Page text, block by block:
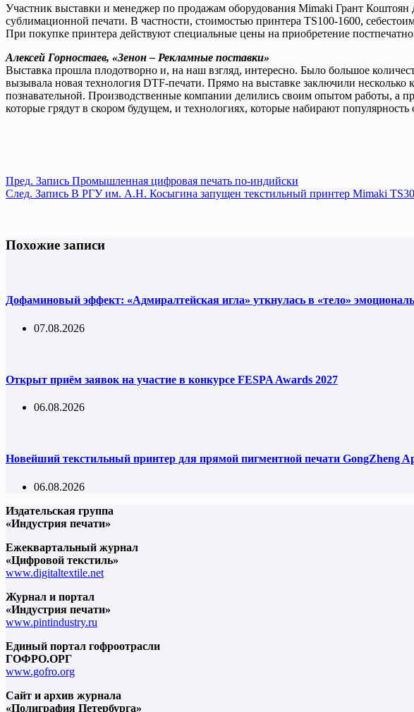
Участник выставки и менеджер по продажам оборудования Mimaki Грант
сублимационной печати. В частности, стоимостью принтера TS100-1600,
При покупке принтера действуют специальные цены на приобретение
Алексей Горностаев, «Зенон – Рекламные поставки»
Выставка прошла плодотворно и, на наш взгляд, интересно. Было большое
вызывала новая технология DTF-печати. Прямо на выставке заключили
познавательной. Производственные компании делились своим опытом работы, а
которые грядут в скором будущем, и технологиях, которые набирают популярность
Пред. Запись Промышленная цифровая печать по-индийски
След. Запись В РГУ им. А.Н. Косыгина запущен текстильный принтер Mimaki
Похожие записи
Дофаминовый эффект: «Адмиралтейская игла» уткнулась в «тело»
07.08.2026
Открыт приём заявок на участие в конкурсе FESPA Awards 2027
06.08.2026
Новейший текстильный принтер для прямой пигментной печати GongZheng
06.08.2026
Издательская группа
«Индустрия печати»
Ежеквартальный журнал
«Цифровой текстиль»
www.digitaltextile.net
Журнал и портал
«Индустрия печати»
www.pintindustry.ru
Единый портал гофроотрасли
ГОФРО.ОРГ
www.gofro.org
Сайт и архив журнала
«Полиграфия Петербурга»